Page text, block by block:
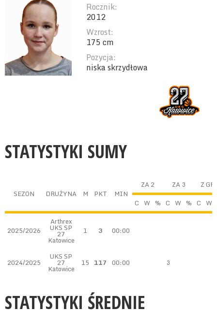
Rocznik:
2012
Wzrost:
175 cm
Pozycja:
niska skrzydłowa
STATYSTYKI SUMY
SEZON DRUŻYNA M PKT MIN
ZA 2 ZA 3
Z
C W % C W % C W
2025/2026
Arthrex
UKS SP
27
Katowice
1 3 00:00
2024/2025
UKS SP
27
Katowice
15 117 00:00 3
STATYSTYKI ŚREDNIE